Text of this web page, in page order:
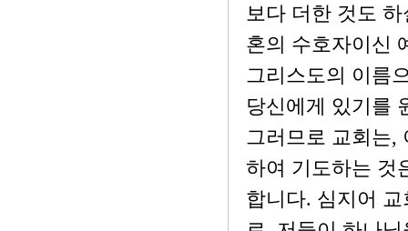
보다 더한 것도
혼의 수호자이신
그리스도의 이름
당신에게 있기를
그러므로 교회는,
하여 기도하는 것
합니다. 심지어